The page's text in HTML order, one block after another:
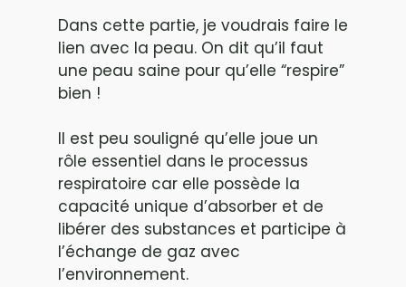
Dans cette partie, je voudrais faire le
lien avec la peau. On dit qu’il faut
une peau saine pour qu’elle “respire”
bien !
Il est peu souligné qu’elle joue un
rôle essentiel dans le processus
respiratoire car elle possède la
capacité unique d’absorber et de
libérer des substances et participe à
l’échange de gaz avec
l’environnement.